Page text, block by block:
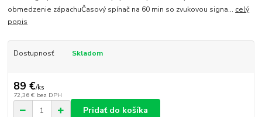
obmedzenie zápachuČasový spínač na 60 min so zvukovou signa... celý
popis
Dostupnosť Skladom
89 €/ks
72,36 € bez DPH
Pridať do košíka